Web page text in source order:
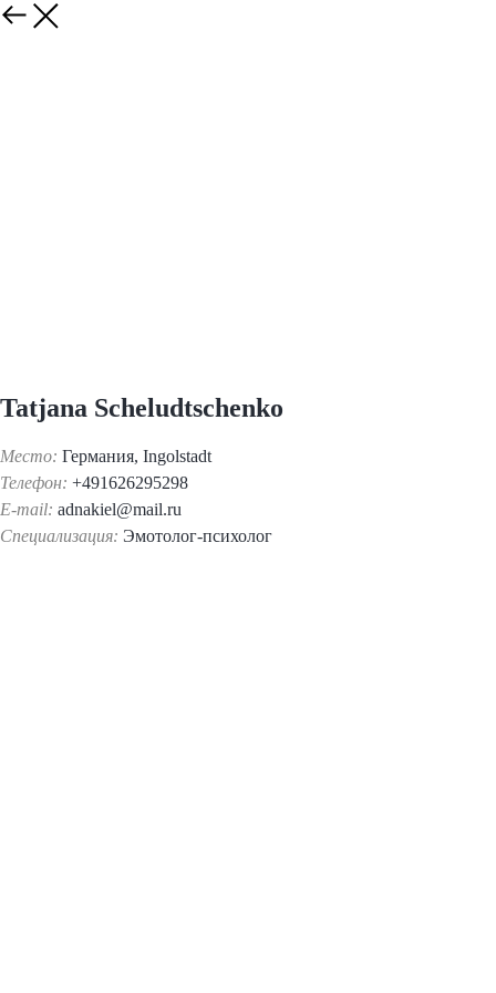
Tatjana Scheludtschenko
Место: Германия, Ingolstadt
Телефон: +491626295298
E-mail: adnakiel@mail.ru
Специализация: Эмотолог-психолог